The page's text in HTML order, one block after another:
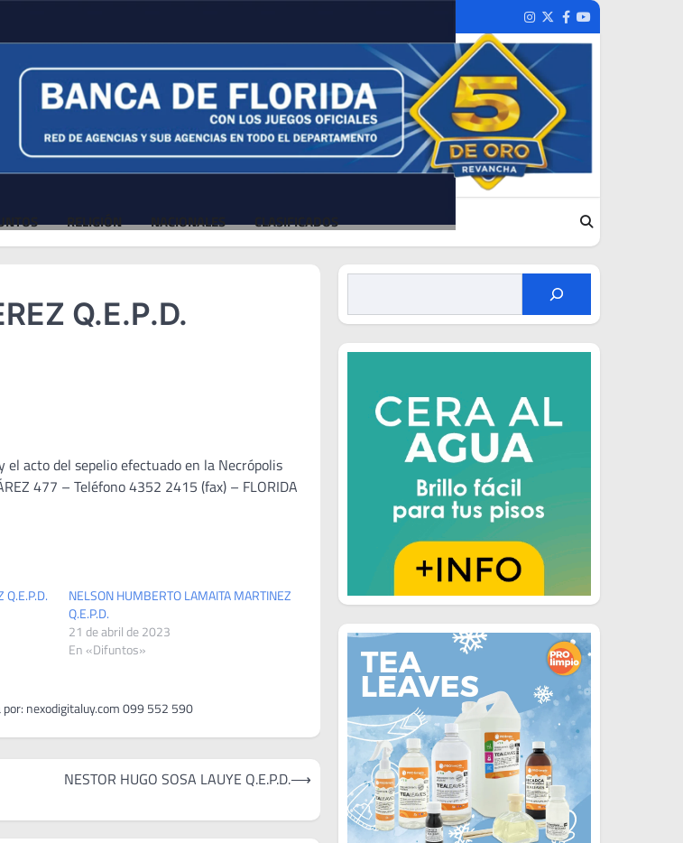
Instagram
TwitterFacebook
Youtube
RELIGIÓN NACIONALES CLASIFICADOS
Q.E.P.D.
acto del sepelio efectuado en la Necrópolis
477 – Teléfono 4352 2415 (fax) – FLORIDA
Q.E.P.D.
NELSON HUMBERTO LAMAITA MARTINEZ
Q.E.P.D.
21 de abril de 2023
En «Difuntos»
NESTOR HUGO SOSA LAUYE Q.E.P.D.⟶